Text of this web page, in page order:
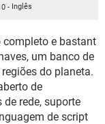
- Inglês
e bastant
um banco de
do planeta.
de
rede, suporte
de script